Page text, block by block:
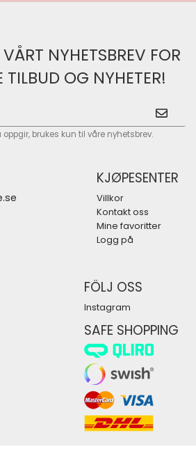
NYHETSBREV FOR
TILBUD OG NYHETER!
brukes kun til våre nyhetsbrev.
KJØPESENTER
Villkor
Kontakt oss
Mine favoritter
Logg på
FÖLJ OSS
Instagram
SAFE SHOPPING